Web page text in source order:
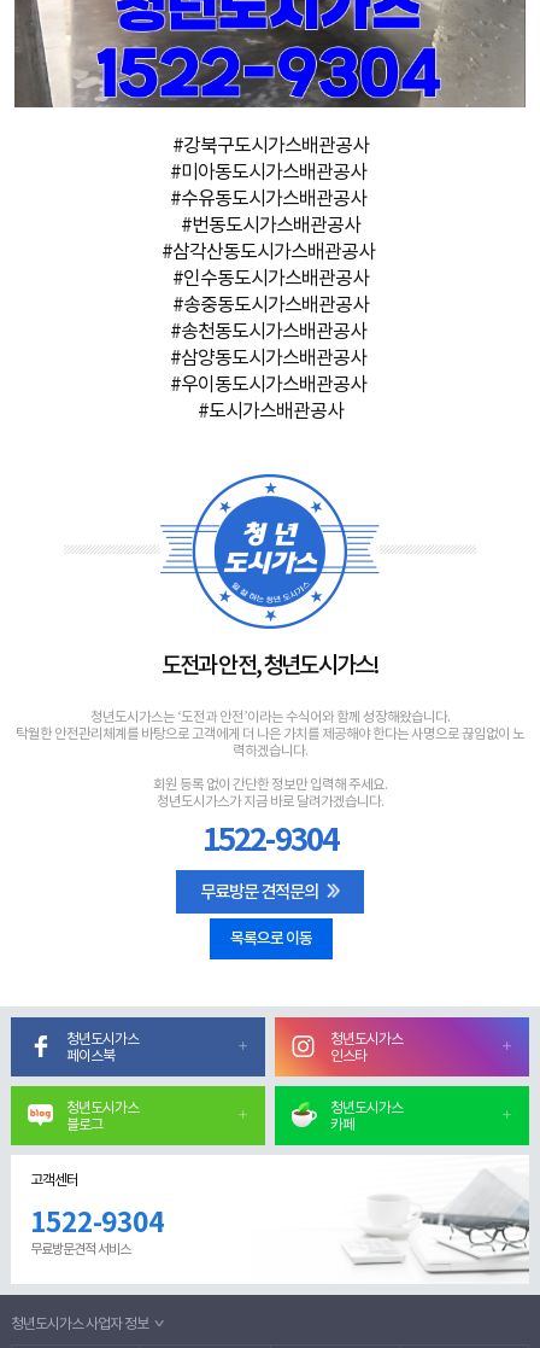
#강북구도시가스배관공사
#미아동도시가스배관공사
#수유동도시가스배관공사
#번동도시가스배관공사
#삼각산동도시가스배관공사
#인수동도시가스배관공사
#송중동도시가스배관공사
#송천동도시가스배관공사
#삼양동도시가스배관공사
#우이동도시가스배관공사
#도시가스배관공사
도전과 안전, 청년도시가스!
청년도시가스는 ‘도전과 안전’이라는 수식어와 함께 성장해왔습니다.
탁월한 안전관리체계를 바탕으로 고객에게 더 나은 가치를 제공해야 한다는 사명으로 끊임없이 노
력하겠습니다.
회원 등록 없이 간단한 정보만 입력해 주세요.
청년도시가스가 지금 바로 달려가겠습니다.
1522-9304
무료방문 견적문의
목록으로 이동
청년도시가스
페이스북
청년도시가스
인스타
청년도시가스
블로그
청년도시가스
카페
고객센터
1522-9304
무료방문견적 서비스
청년도시가스 사업자 정보